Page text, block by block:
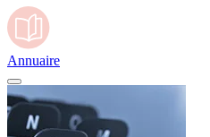
Annuaire